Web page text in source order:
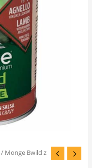
/ Monge Bwild z